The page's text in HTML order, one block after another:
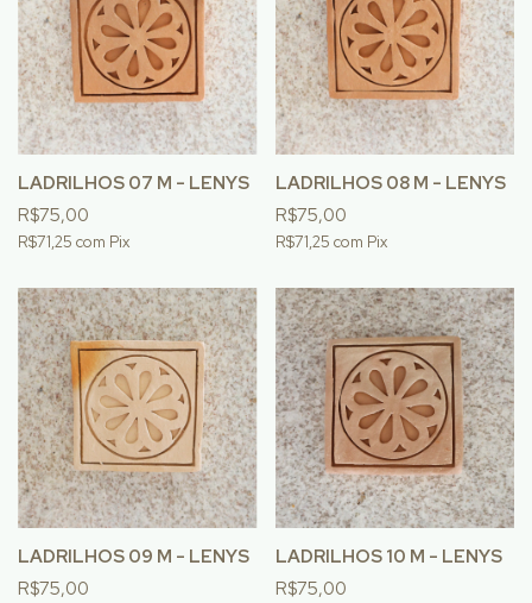
LADRILHOS 07 M - LENYS
R$75,00
R$71,25 com Pix
LADRILHOS 08 M - LENYS
R$75,00
R$71,25 com Pix
LADRILHOS 09 M - LENYS
R$75,00
LADRILHOS 10 M - LENYS
R$75,00